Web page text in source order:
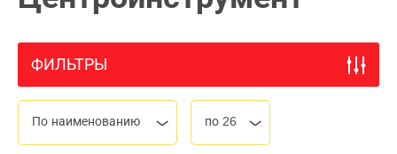
ФИЛЬТРЫ
По наименованию по 26